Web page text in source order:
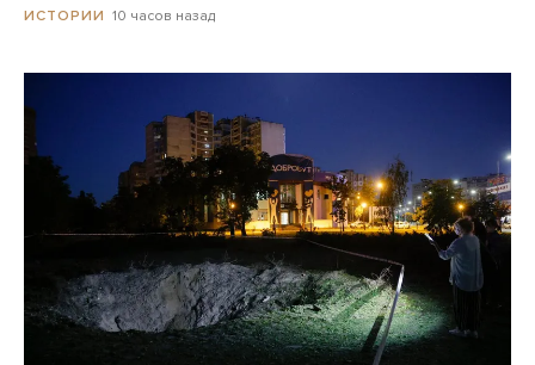
ИСТОРИИ 10 часов назад